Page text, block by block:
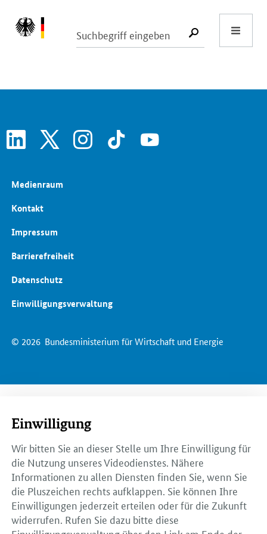
SUCHE
linkedin instagram tiktok youtube
© 2026 Bundesministerium für Wirtschaft und Energie
Medienraum
Kontakt
Impressum
Barrierefreiheit
Datenschutz
Einwilligungsverwaltung
Einwilligung
Wir bitten Sie an dieser Stelle um Ihre Einwilligung für
die Nutzung unseres Videodienstes. Nähere
Informationen zu allen Diensten finden Sie, wenn Sie
die Pluszeichen rechts aufklappen. Sie können Ihre
Einwilligungen jederzeit erteilen oder für die Zukunft
widerrufen. Rufen Sie dazu bitte diese